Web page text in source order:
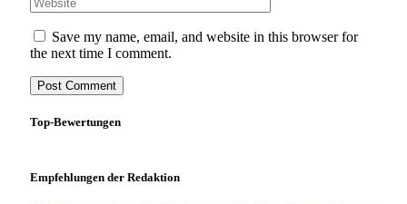
Save my name, email, and website in this browser for
the next time I comment.
Top-Bewertungen
Empfehlungen der Redaktion